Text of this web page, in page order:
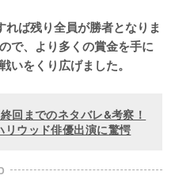
ば残り全員が勝者となりま
で、より多くの賞金を手に
いをくり広げました。
回までのネタバレ&考察！
リウッド俳優出演に驚愕